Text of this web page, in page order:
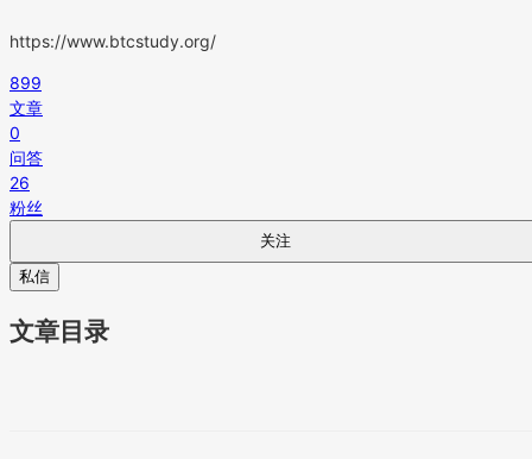
https://www.btcstudy.org/
899
文章
0
问答
26
粉丝
关注
私信
文章目录